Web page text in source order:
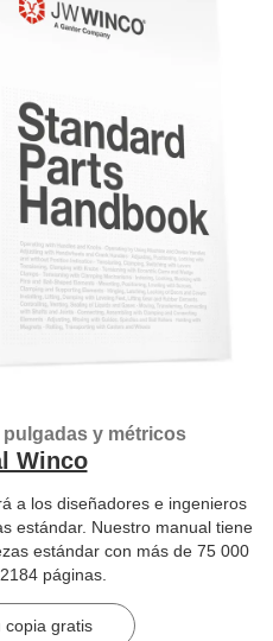
pulgadas y métricos
Winco
a los diseñadores e ingenieros
estándar. Nuestro manual tiene
estándar con más de 75 000
páginas.
copia gratis